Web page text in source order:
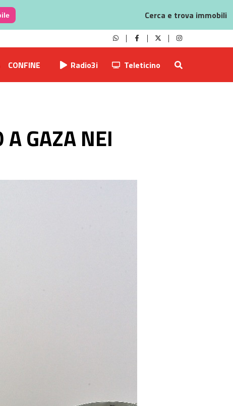
Cerca e trova immobili
CONFINE Radio3i Teleticino
A GAZA NEI